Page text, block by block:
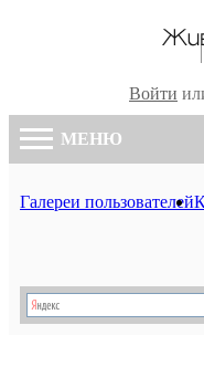
Войти
МЕНЮ
Галереи пользователей